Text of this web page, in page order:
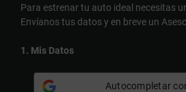
Para estrenar tu auto ideal necesitas
Envíanos tus datos y en breve un
1. Mis Datos
Autocompletar